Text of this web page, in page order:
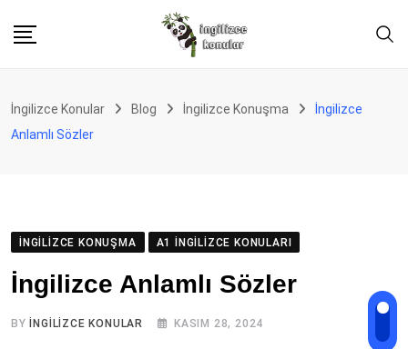
İngilizce Konular Blog İngilizce Konuşma
İngilizce
Anlamlı Sözler
İNGILIZCE KONUŞMA A1 İNGILIZCE KONULARI
İngilizce Anlamlı Sözler
BY İNGILIZCE KONULAR KASIM 28, 2024